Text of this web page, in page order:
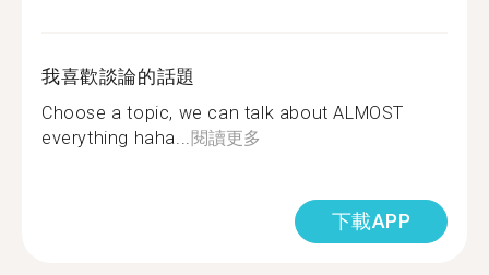
我喜歡談論的話題
Choose a topic, we can talk about ALMOST
everything haha...閱讀更多
下載APP